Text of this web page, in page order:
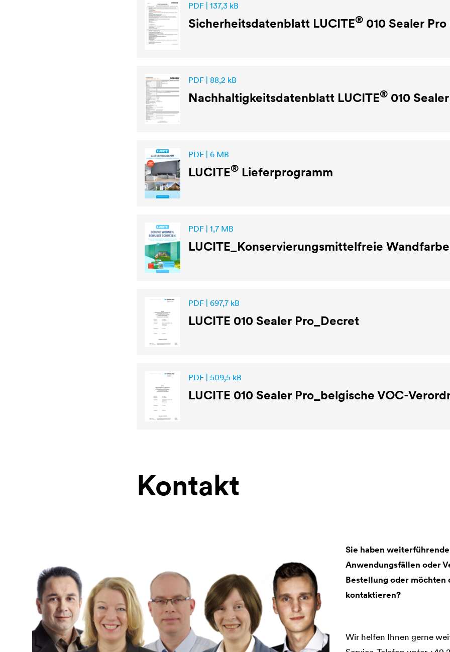
PDF | 137,3 kB
Sicherheitsdatenblatt LUCITE® 010 Sealer
PDF | 88,2 kB
Nachhaltigkeitsdatenblatt LUCITE® 010
PDF | 6 MB
LUCITE® Lieferprogramm
PDF | 1,7 MB
LUCITE _Konservierungsmittelfreie
PDF | 697,7 kB
LUCITE 010 Sealer Pro_Decret
PDF | 509,5 kB
LUCITE 010 Sealer Pro_belgische VOC-
Kontakt
Sie haben
Anwendungsfällen oder
Bestellung oder möchten
kontaktieren?
Wir helfen Ihnen gerne